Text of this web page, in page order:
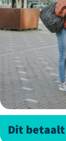
Dit